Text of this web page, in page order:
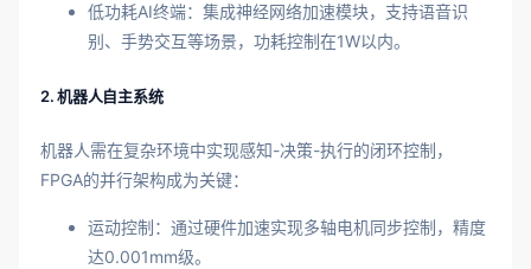
低功耗AI终端：集成神经网络加速模块，支持语音识
别、手势交互等场景，功耗控制在1W以内。
2. 机器人自主系统
机器人需在复杂环境中实现感知-决策-执行的闭环控制，
FPGA的并行架构成为关键：
运动控制：通过硬件加速实现多轴电机同步控制，精度
达0.001mm级。